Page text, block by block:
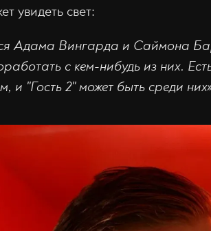
увидеть свет:
Адама Вингарда и Саймона
с кем-нибудь из них.
и "Гость 2" может быть среди